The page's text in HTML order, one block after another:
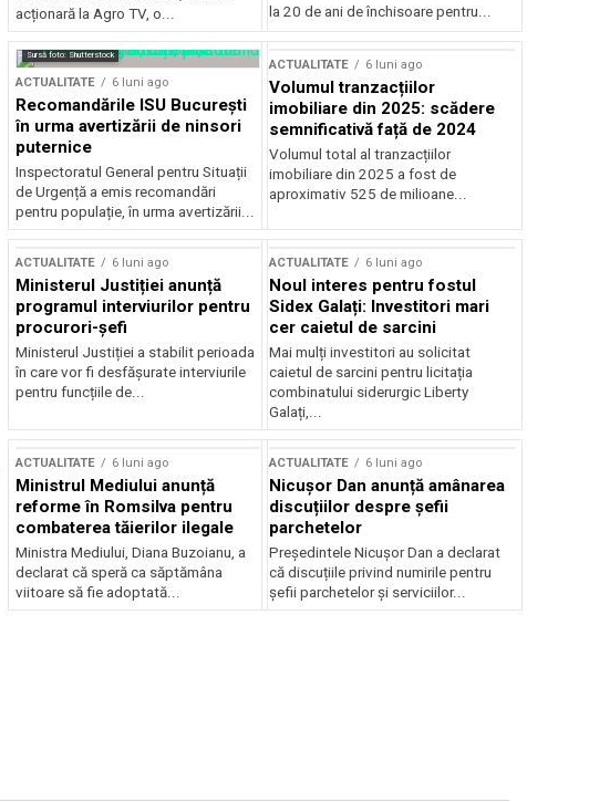
acționară la Agro TV, o...
la 20 de ani de închisoare pentru...
Sursă foto: Shutterstock
ACTUALITATE 6 luni ago
Recomandările ISU București
în urma avertizării de ninsori
puternice
Inspectoratul General pentru Situații
de Urgență a emis recomandări
pentru populație, în urma avertizării...
ACTUALITATE 6 luni ago
Volumul tranzacțiilor
imobiliare din 2025: scădere
semnificativă față de 2024
Volumul total al tranzacțiilor
imobiliare din 2025 a fost de
aproximativ 525 de milioane...
ACTUALITATE 6 luni ago
Ministerul Justiției anunță
programul interviurilor pentru
procurori-șefi
Ministerul Justiției a stabilit perioada
în care vor fi desfășurate interviurile
pentru funcțiile de...
ACTUALITATE 6 luni ago
Noul interes pentru fostul
Sidex Galați: Investitori mari
cer caietul de sarcini
Mai mulți investitori au solicitat
caietul de sarcini pentru licitația
combinatului siderurgic Liberty
Galați,...
ACTUALITATE 6 luni ago
Ministrul Mediului anunță
reforme în Romsilva pentru
combaterea tăierilor ilegale
Ministra Mediului, Diana Buzoianu, a
declarat că speră ca săptămâna
viitoare să fie adoptată...
ACTUALITATE 6 luni ago
Nicușor Dan anunță amânarea
discuțiilor despre șefii
parchetelor
Președintele Nicușor Dan a declarat
că discuțiile privind numirile pentru
șefii parchetelor și serviciilor...